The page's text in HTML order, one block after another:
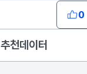
0
추천데이터